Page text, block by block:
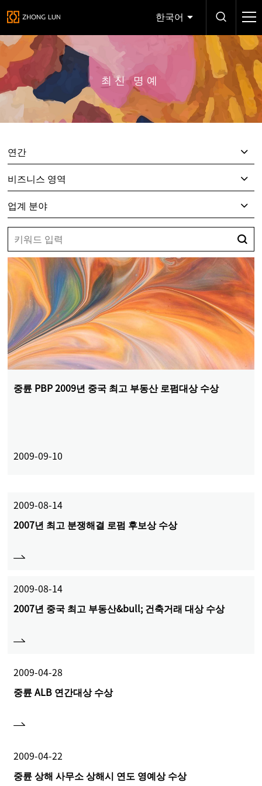
한국어
최신 명예
연간
비즈니스 영역
업계 분야
중륜 PBP 2009년 중국 최고 부동산 로펌대상 수상
2009-09-10
2009-08-14
2007년 최고 분쟁해결 로펌 후보상 수상
2009-08-14
2007년 중국 최고 부동산&bull; 건축거래 대상 수상
2009-04-28
중륜 ALB 연간대상 수상
2009-04-22
중륜 상해 사무소 상해시 연도 영예상 수상